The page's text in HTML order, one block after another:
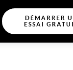
DÉMARRER
ESSAI